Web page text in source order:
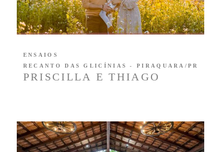
PRISCILLA E THIAGO
ENSAIOS
RECANTO DAS GLICÍNIAS - PIRAQUARA/PR